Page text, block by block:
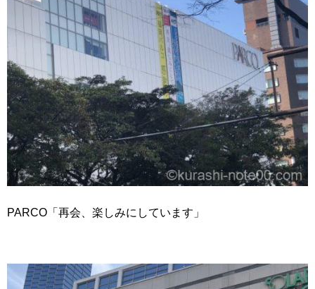
PARCO「再会、楽しみにしています」